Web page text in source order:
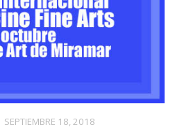
SEPTIEMBRE 18, 2018